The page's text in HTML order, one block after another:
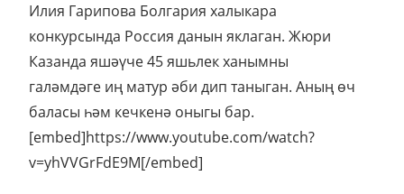
Илия Гарипова Болгария халыкара
конкурсында Россия данын яклаган. Жюри
Казанда яшәүче 45 яшьлек ханымны
галәмдәге иң матур әби дип таныган. Аның өч
баласы һәм кечкенә оныгы бар.
[embed]https://www.youtube.com/watch?
v=yhVVGrFdE9M[/embed]